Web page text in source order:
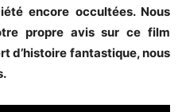
encore occultées. Nous
propre avis sur ce film
d’histoire fantastique, nous